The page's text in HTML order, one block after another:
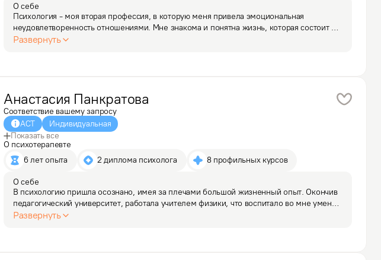
О себе
Психология - моя вторая профессия, в которую меня привела эмоциональная
неудовлетворенность отношениями. Мне знакома и понятна жизнь, которая состоит
из бесконечного круговорота приспособления к другим, тревоги, бессилия и апатии.
Развернуть
Анастасия Панкратова
Соответствие вашему запросу
АСТ
Индивидуальная
Показать все
О психотерапевте
6 лет опыта
2 диплома психолога 8 профильных курсов
О себе
В психологию пришла осознано, имея за плечами большой жизненный опыт. Окончив
педагогический университет, работала учителем физики, что воспитало во мне умение
быть терпеливой и объяснять сложные вещи простыми словами. Но личные
Развернуть